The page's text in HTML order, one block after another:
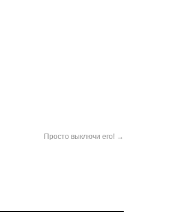
Просто выключи его! →